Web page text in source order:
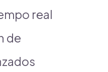
real
de